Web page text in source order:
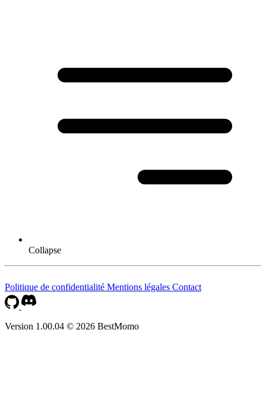
Collapse
Politique de confidentialité Mentions légales Contact
Version 1.00.04 © 2026 BestMomo